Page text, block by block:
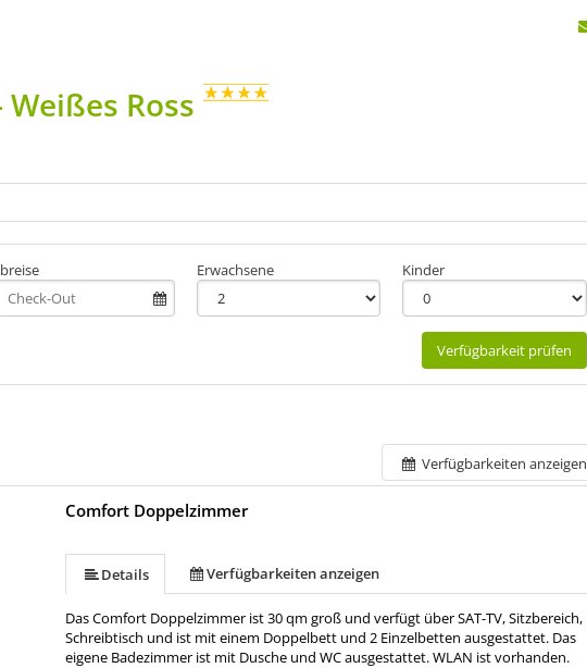
Ross
Erwachsene Kinder
Verfügbarkeit prüfen
Verfügbarkeiten anzeigen
Comfort Doppelzimmer
Details Verfügbarkeiten anzeigen
Das Comfort Doppelzimmer ist 30 qm groß und verfügt über SAT-TV, Sitzbereich,
Schreibtisch und ist mit einem Doppelbett und 2 Einzelbetten ausgestattet. Das
eigene Badezimmer ist mit Dusche und WC ausgestattet. WLAN ist vorhanden.